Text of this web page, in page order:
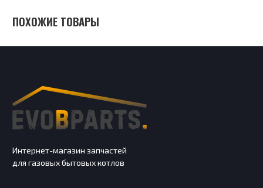
ПОХОЖИЕ ТОВАРЫ
Интернет-магазин запчастей
для газовых бытовых котлов